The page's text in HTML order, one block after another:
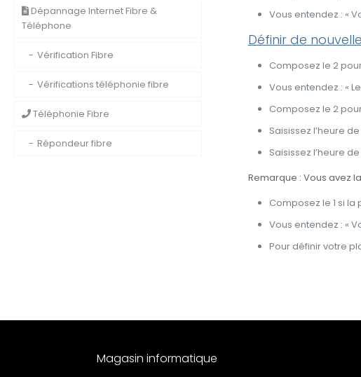
Vous entendez : «
Définir de
Composez le 2
Vous entendez : «
Composez le 2
Saisissez l’heure
Saisissez l’heure
Remarque : Vous avez
Composez le 1 si
Vous entendez : «
Pour définir votre
Dépannage Internet Fibre &
Téléphone
Vérification Fibre
Vérifications téléphonie fibre
Téléphonie Fibre
Répondeur fibre
Magasin informatique